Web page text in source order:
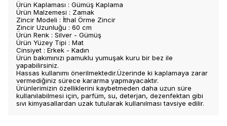
Ürün Kaplaması : Gümüş Kaplama
Ürün Malzemesi : Zamak
Zincir Modeli : İthal Örme Zincir
Zincir Uzunluğu : 60 cm
Ürün Renk : Silver - Gümüş
Ürün Yüzey Tipi : Mat
Cinsiyet : Erkek - Kadın
Ürün bakımınızı pamuklu yumuşak kuru bir bez ile
yapabilirsiniz.
Hassas kullanımı önerilmektedir.Üzerinde ki kaplamaya zarar
vermediğiniz sürece kararma yapmayacaktır.
Ürünlerimizin özelliklerini kaybetmeden daha uzun süre
kullanılabilmesi için, parfüm, su, deterjan, dezenfektan gibi
sıvı kimyasallardan uzak tutularak kullanılması tavsiye edilir.